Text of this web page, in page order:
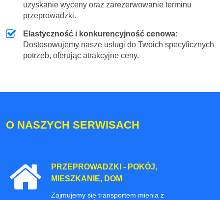
uzyskanie wyceny oraz zarezerwowanie terminu
przeprowadzki.
Elastyczność i konkurencyjność cenowa:
Dostosowujemy nasze usługi do Twoich specyficznych
potrzeb, oferując atrakcyjne ceny.
O NASZYCH SERWISACH
PRZEPROWADZKI - POKÓJ,
MIESZKANIE, DOM
Zajmujemy się transportem mienia z